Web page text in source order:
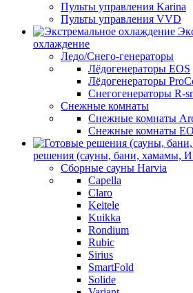
Пульты управления Karina
Пульты управления VVD
охлаждение
Ледо/Снего-генераторы
Лёдогенераторы EOS
Лёдогенераторы
Снегогенераторы R-
Снежные комнаты
Снежные комнаты
Снежные комнаты
решения (сауны, бани, хамамы,
Сборные сауны Harvia
Capella
Claro
Keitele
Kuikka
Rondium
Rubic
Sirius
SmartFold
Solide